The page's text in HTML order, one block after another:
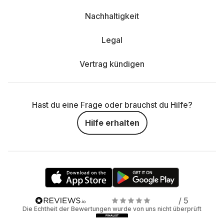
Nachhaltigkeit
Legal
Vertrag kündigen
Hast du eine Frage oder brauchst du Hilfe?
Hilfe erhalten
/ 5
Die Echtheit der Bewertungen wurde von uns nicht überprüft